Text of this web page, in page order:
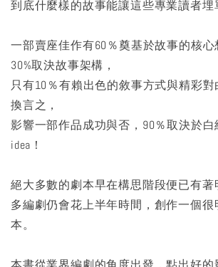
到底什麼樣的故事能讓這些專業讀者埋
一部賣座佳作有60％奠基於故事的核心
30%取決故事架構，
只有10％有賴出色的敘事方式與精彩對
換言之，
影響一部作品成功與否，90％取決於白
idea！
絕大多數的劇本早在構思階段便已有著
多編劇仍會花上半年時間，創作一個很
本。